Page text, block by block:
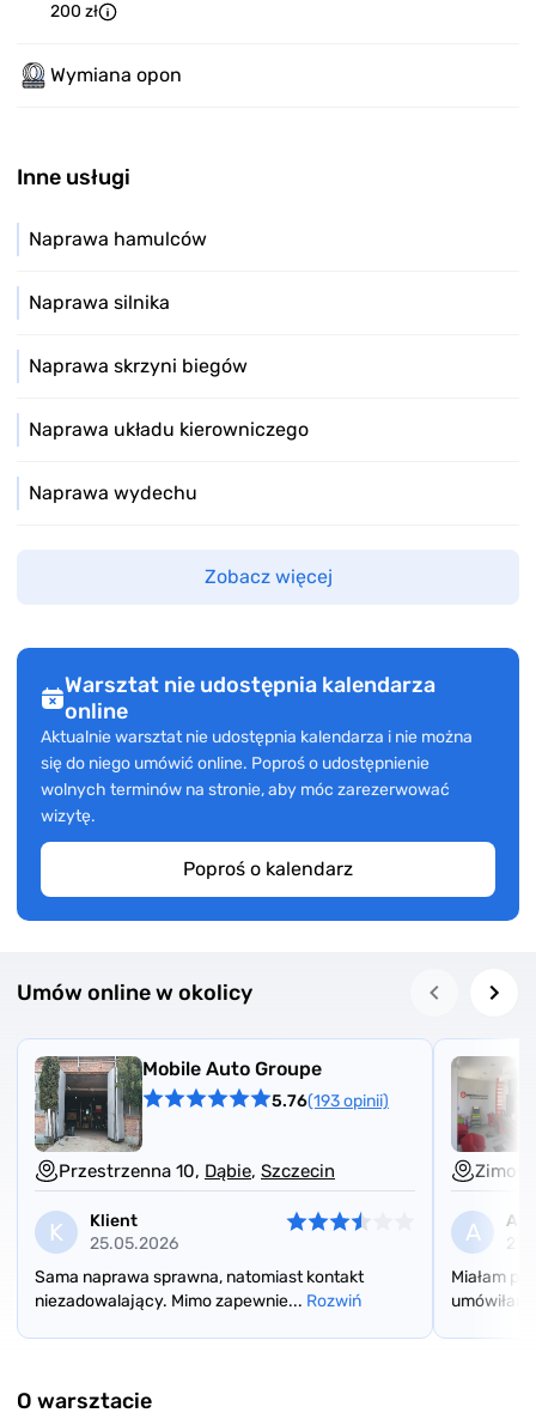
200 zł
Wymiana opon
Inne usługi
Naprawa hamulców
Naprawa silnika
Naprawa skrzyni biegów
Naprawa układu kierowniczego
Naprawa wydechu
Zobacz więcej
Warsztat nie udostępnia kalendarza
online
Aktualnie warsztat nie udostępnia kalendarza i nie można
się do niego umówić online. Poproś o udostępnienie
wolnych terminów na stronie, aby móc zarezerwować
wizytę.
Poproś o kalendarz
Umów online w okolicy
Mobile Auto Groupe
5.76(193 opinii)
Przestrzenna 10, Dąbie, Szczecin
K
Klient
25.05.2026
Sama naprawa sprawna, natomiast kontakt
niezadowalający. Mimo zapewnie... Rozwiń
A
Miałam
of
O warsztacie